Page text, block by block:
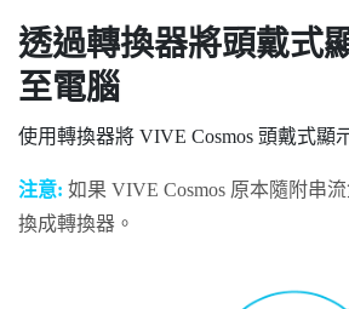
透過轉換器將頭戴式
至電腦
使用轉換器將 VIVE Cosmos 頭戴式顯
注意: 如果 VIVE Cosmos 原本隨附串
換成轉換器。